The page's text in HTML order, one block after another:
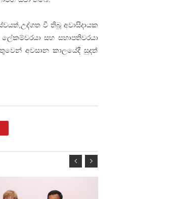
වී තිබූ අවාසිදායක
සහ සභාපතිවරයා
අවසාන කාලයේදී සුදත්